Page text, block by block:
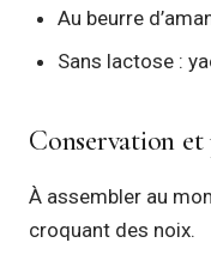
Au beurre
Sans lactose :
Conservation et
À assembler au
croquant des noix.